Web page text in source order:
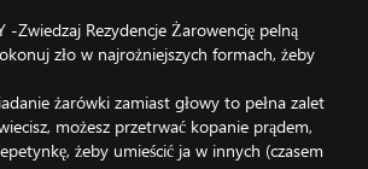
-Zwiedzaj Rezydencje Żarowencję pelną
zło w najrożniejszych formach, żeby
żarówki zamiast głowy to pełna zalet
możesz przetrwać kopanie prądem,
żeby umieścić ja w innych (czasem